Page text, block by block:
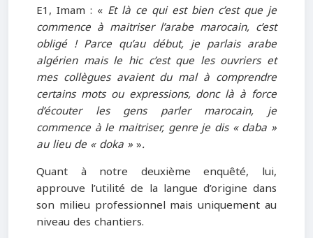
E1, Imam : « Et là ce qui est bien c’est que je
commence à maitriser l’arabe marocain, c’est
obligé ! Parce qu’au début, je parlais arabe
algérien mais le hic c’est que les ouvriers et
mes collègues avaient du mal à comprendre
certains mots ou expressions, donc là à force
d’écouter les gens parler marocain, je
commence à le maitriser, genre je dis « daba »
au lieu de « doka »».
Quant à notre deuxième enquêté, lui,
approuve l’utilité de la langue d’origine dans
son milieu professionnel mais uniquement au
niveau des chantiers.